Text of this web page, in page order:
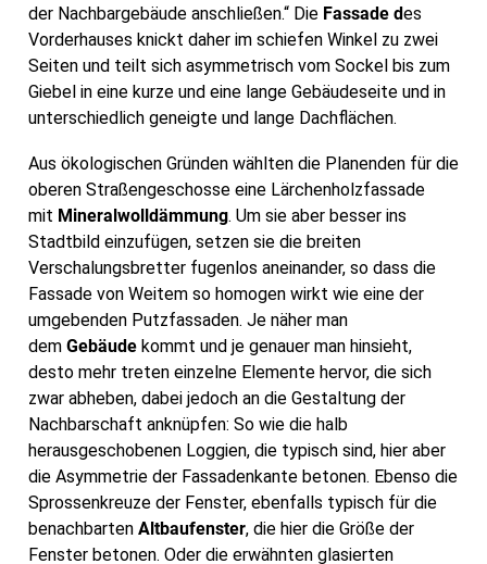
der Nachbargebäude anschließen.“ Die Fassade des
Vorderhauses knickt daher im schiefen Winkel zu zwei
Seiten und teilt sich asymmetrisch vom Sockel bis zum
Giebel in eine kurze und eine lange Gebäudeseite und in
unterschiedlich geneigte und lange Dachflächen.
Aus ökologischen Gründen wählten die Planenden für die
oberen Straßengeschosse eine Lärchenholzfassade
mit Mineralwolldämmung. Um sie aber besser ins
Stadtbild einzufügen, setzen sie die breiten
Verschalungsbretter fugenlos aneinander, so dass die
Fassade von Weitem so homogen wirkt wie eine der
umgebenden Putzfassaden. Je näher man
dem Gebäude kommt und je genauer man hinsieht,
desto mehr treten einzelne Elemente hervor, die sich
zwar abheben, dabei jedoch an die Gestaltung der
Nachbarschaft anknüpfen: So wie die halb
herausgeschobenen Loggien, die typisch sind, hier aber
die Asymmetrie der Fassadenkante betonen. Ebenso die
Sprossenkreuze der Fenster, ebenfalls typisch für die
benachbarten Altbaufenster, die hier die Größe der
Fenster betonen. Oder die erwähnten glasierten